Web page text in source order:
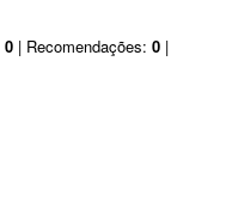
0 | Recomendações: 0 |